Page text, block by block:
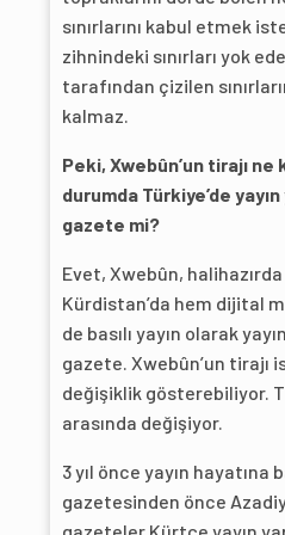
sınırlarını kabul etmek
zihnindeki sınırları yok
tarafından çizilen
kalmaz.
Peki, Xwebûn’un tirajı
durumda Türkiye’de
gazete mi?
Evet, Xwebûn,
Kürdistan’da hem dijital
de basılı yayın olarak
gazete. Xwebûn’un tirajı
değişiklik gösterebiliyor.
arasında değişiyor.
3 yıl önce yayın hayatına
gazetesinden önce